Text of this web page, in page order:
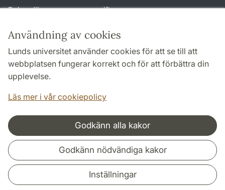
Användning av cookies
Lunds universitet använder cookies för att se till att
webbplatsen fungerar korrekt och för att förbättra din
upplevelse.
Läs mer i vår cookiepolicy
Godkänn alla kakor
Godkänn nödvändiga kakor
Inställningar
Behandling av personuppgifter
TYPO3-login
Följ oss i sociala medier
Samarbeten och nätverk